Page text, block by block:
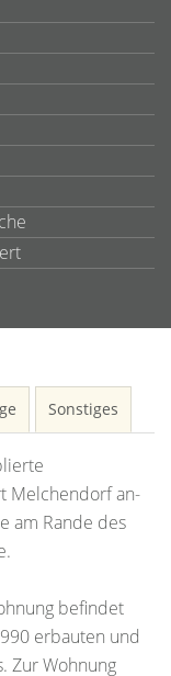
Sonstiges
Melchendorf an-
am Rande des
befindet
erbauten und
Zur Wohnung